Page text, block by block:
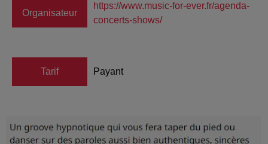
Organisateur
https://www.music-for-ever.fr/agenda-
concerts-shows/
Tarif Payant